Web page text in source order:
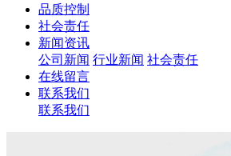
品质控制
社会责任
新闻资讯
公司新闻 行业新闻 社会责任
在线留言
联系我们
联系我们